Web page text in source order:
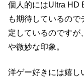
個人的にはUltra HD
も期待しているの
定しているのですが
や微妙な印象。
洋ゲー好きには嬉し